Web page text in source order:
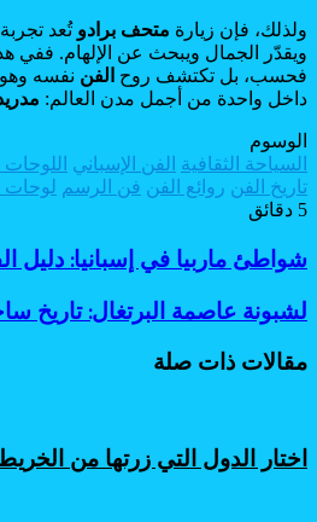
ولذلك، فإن زيارة متحف برادو تُعد
ويقدّر الجمال ويبحث عن الإلهام. ففي
فحسب، بل تكتشف روح الفن نفسه
داخل واحدة من أجمل مدن العالم:
الوسوم
السياحة الثقافية
الفن الإسباني اللوحات
تاريخ الفن روائع الفن فن الرسم
5 دقائق
شواطئ
ماربيا
في
إسبانيا:
دليل
الفخامة
شواطئ ماربيا في إسبانيا: دليل
لشبونة
عاصمة
البرتغال:
تاريخ
لا
تُنسى
لشبونة عاصمة البرتغال: تاريخ
مقالات ذات صلة
اختار الدول التي زرتها من